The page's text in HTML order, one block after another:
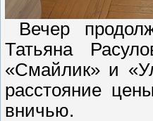
Вечер
Татьяна
«Смайлик» и
расстояние
вничью.